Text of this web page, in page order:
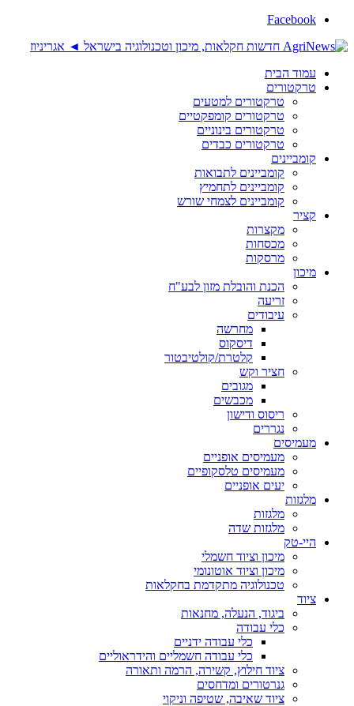
Facebook
עמוד הבית
טרקטורים
טרקטורים למטעים
טרקטורים קומפקטיים
טרקטורים בינוניים
טרקטורים כבדים
קומביינים
קומביינים לתבואות
קומביינים לתחמיץ
קומביינים לצמחי שורש
קציר
מקצרות
מכסחות
מרסקות
מיכון
הכנת והובלת מזון לבע"ח
זריעה
עיבודים
מחרשה
דיסקוס
קלטרת/קולטיבטור
חציר וקש
מגובים
מכבשים
ריסוס ודישון
נגררים
מעמיסים
מעמיסים אופניים
מעמיסים טלסקופיים
יעים אופניים
מלגזות
מלגזות
מלגזות שדה
היי-טק
מיכון וציוד חשמלי
מיכון וציוד אוטונומי
טכנולוגיה מתקדמת בחקלאות
ציוד
ביגוד, הנעלה, מחנאות
כלי עבודה
כלי עבודה ידניים
כלי עבודה חשמליים והידראוליים
ציוד חילוץ, קשירה, הרמה ותאורה
גנרטורים ומדחסים
ציוד שאיבה, שטיפה וניקוי